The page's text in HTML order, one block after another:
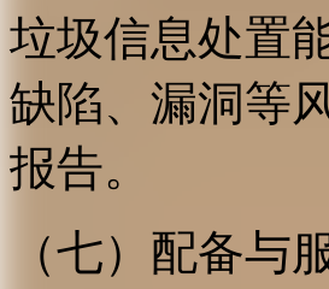
垃圾信息处置
缺陷、漏洞等
报告。
（七）配备与